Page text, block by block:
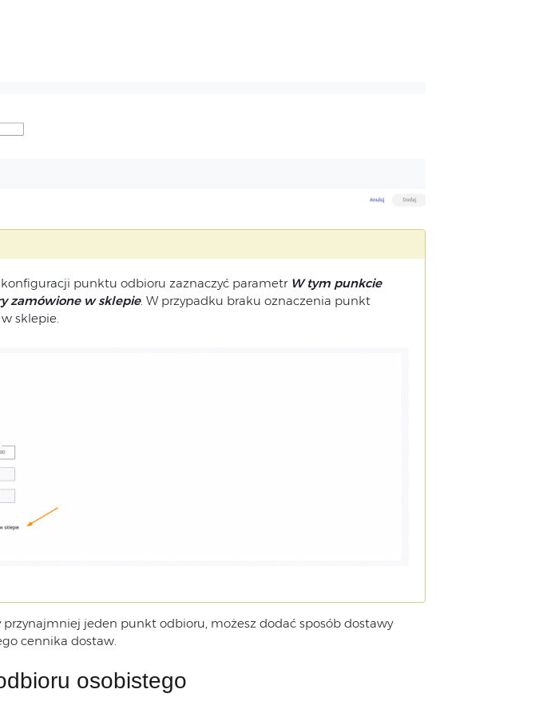
punktu odbioru zaznaczyć parametr W tym punkcie
zamówione w sklepie. W przypadku braku oznaczenia punkt
sklepie.
przynajmniej jeden punkt odbioru, możesz dodać sposób dostawy
cennika dostaw.
osobistego